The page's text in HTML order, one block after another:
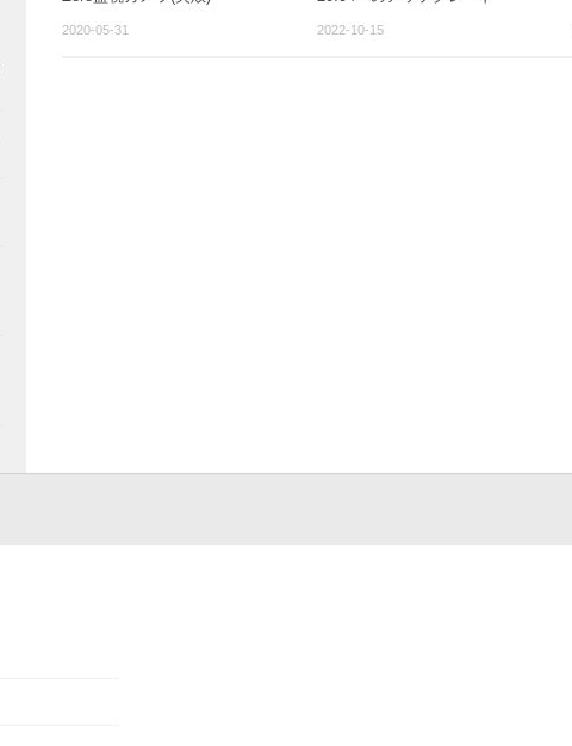
2020-05-31 2022-10-15